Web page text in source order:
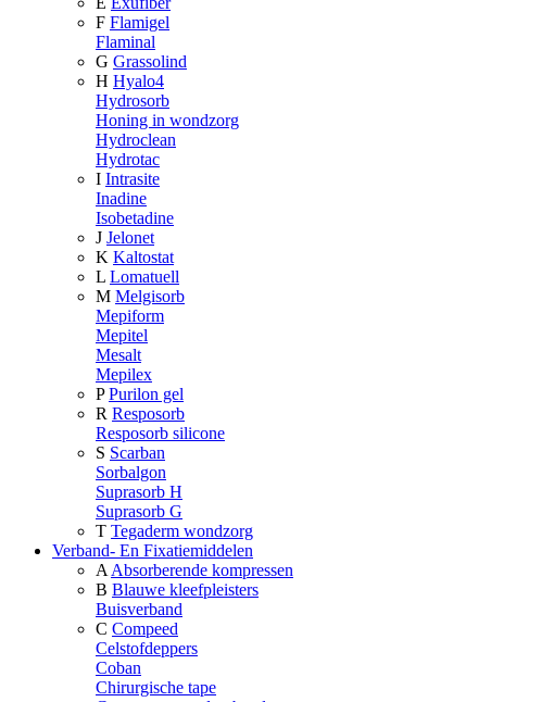
F Flamigel
Flaminal
G Grassolind
H Hyalo4
Hydrosorb
Honing in wondzorg
Hydroclean
Hydrotac
I Intrasite
Inadine
Isobetadine
J Jelonet
K Kaltostat
L Lomatuell
M Melgisorb
Mepiform
Mepitel
Mesalt
Mepilex
P Purilon gel
R Resposorb
Resposorb silicone
S Scarban
Sorbalgon
Suprasorb H
Suprasorb G
T Tegaderm wondzorg
Verband- En Fixatiemiddelen
A Absorberende kompressen
B Blauwe kleefpleisters
Buisverband
C Compeed
Celstofdeppers
Coban
Chirurgische tape